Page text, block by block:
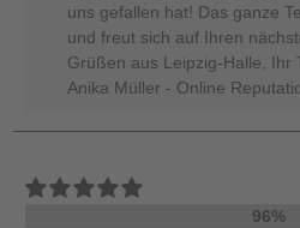
uns gefallen hat! Das ganze
und freut sich auf Ihren
Grüßen aus Leipzig-Halle, Ihr
Anika Müller - Online
96%